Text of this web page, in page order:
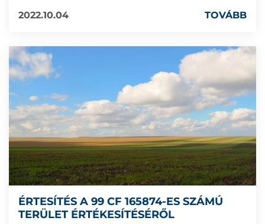
2022.10.04
TOVÁBB
ÉRTESÍTÉS A 99 CF 165874-ES SZÁMÚ
TERÜLET ÉRTÉKESÍTÉSÉRŐL